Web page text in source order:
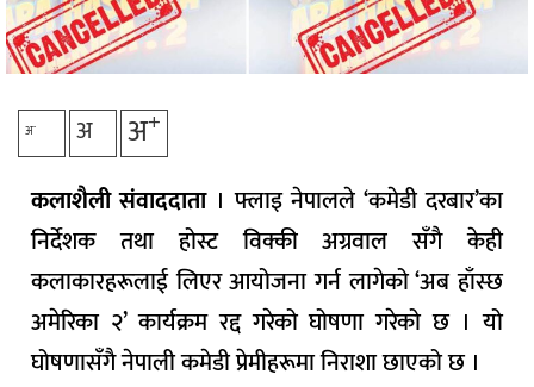
अ- अ अ+
कलाशैली संवाददाता। फ्लाइ नेपालले ‘कमेडी दरबार’का
निर्देशक तथा होस्ट विक्की अग्रवाल सँगै केही
कलाकारहरूलाई लिएर आयोजना गर्न लागेको ‘अब हाँस्छ
अमेरिका २’ कार्यक्रम रद्द गरेको घोषणा गरेको छ । यो
घोषणासँगै नेपाली कमेडी प्रेमीहरूमा निराशा छाएको छ ।